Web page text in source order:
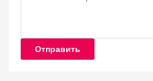
Отправить